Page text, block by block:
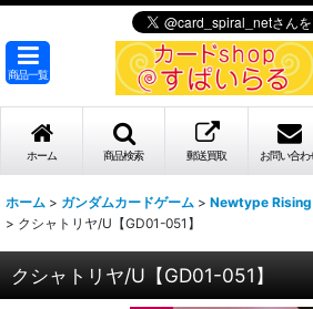
商品一覧
ホーム 商品検索 郵送買取 お問い合わ
ホーム > ガンダムカードゲーム > Newtype Rising
> クシャトリヤ/U【GD01-051】
クシャトリヤ/U【GD01-051】